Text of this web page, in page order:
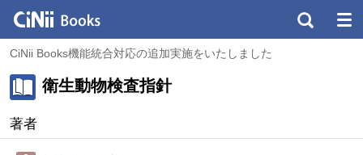
CiNii Books機能統合対応の追加実施をいたしました
衛生動物検査指針
著者